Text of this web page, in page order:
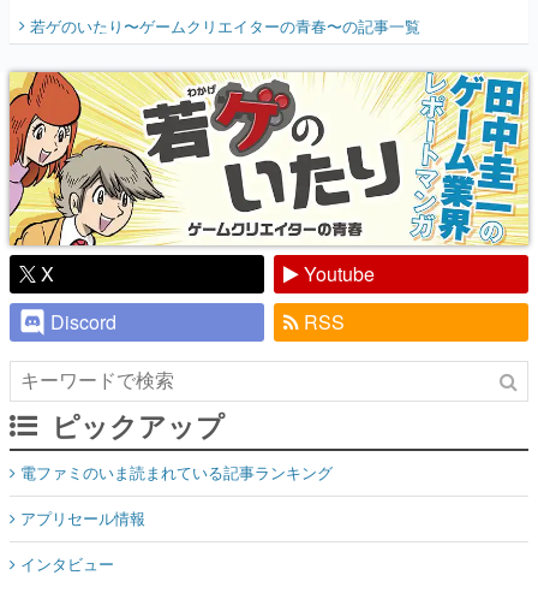
開く。業界の快男児・松山 洋に流れる血は
『少年ジャンプ』色だった【若ゲのいた
り】
若ゲのいたり〜ゲームクリエイターの青春〜の記事一覧
X
Youtube
Discord
RSS
ピックアップ
電ファミのいま読まれている記事ランキング
アプリセール情報
インタビュー